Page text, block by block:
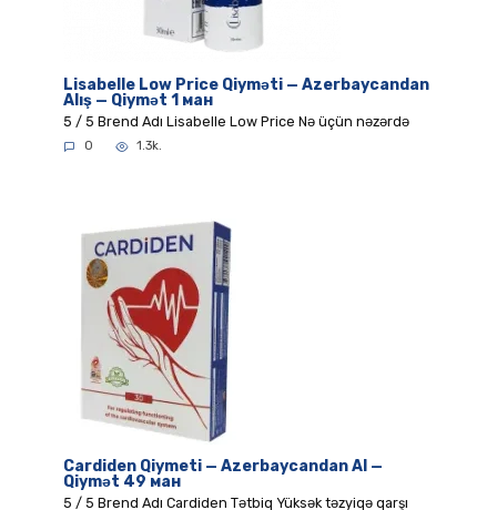
Lisabelle Low Price Qiyməti — Azerbaycandan
Alış — Qiymət 1 ман
5 / 5 Brend Adı Lisabelle Low Price Nə üçün nəzərdə
0 1.3k.
Cardiden Qiymeti — Azerbaycandan Al —
Qiymət 49 ман
5 / 5 Brend Adı Cardiden Tətbiq Yüksək təzyiqə qarşı